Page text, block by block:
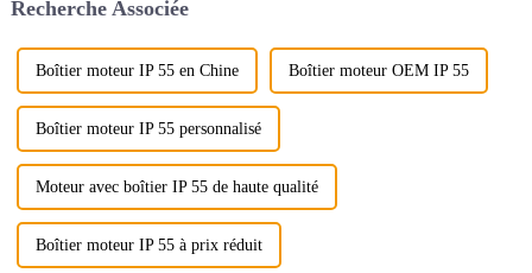
elle doit être résistante à l'usure
la poussière de charbon,...
Recherche Associée
Boîtier moteur IP 55 en Chine Boîtier moteur OEM IP 55
Boîtier moteur IP 55 personnalisé
Moteur avec boîtier IP 55 de haute qualité
Boîtier moteur IP 55 à prix réduit